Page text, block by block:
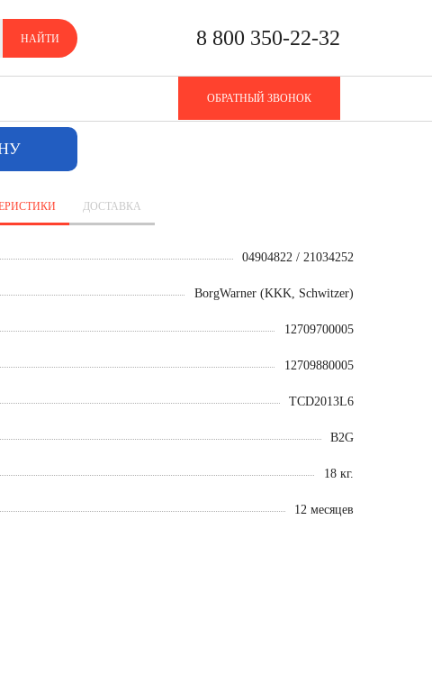
НАЙТИ 8 800 350-22-32
ОБРАТНЫЙ ЗВОНОК
12709880005
ДОСТАВКА
04904822 / 21034252
BorgWarner (KKK, Schwitzer)
12709700005
12709880005
TCD2013L6
B2G
18 кг.
12 месяцев